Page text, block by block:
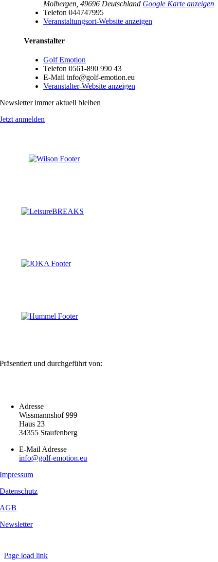
Molbergen 49696 Deutschland Google Karte anzeigen
Telefon 044747995
Veranstaltungsort-Website anzeigen
Veranstalter
Golf Emotion
Telefon 0561-890 990 43
E-Mail info@golf-emotion.eu
Veranstalter-Website anzeigen
Newsletter immer aktuell bleiben
Jetzt anmelden
Präsentiert und durchgeführt von:
Adresse
Wissmannshof 999
Haus 23
34355 Staufenberg
E-Mail Adresse
info@golf-emotion.eu
Impressum
Datenschutz
AGB
Newsletter
Page load link